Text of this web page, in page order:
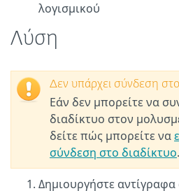
λογισμικού
Λύση
Δεν υπάρχει σύνδεση στο
Εάν δεν μπορείτε να
διαδίκτυο στον
δείτε πώς μπορείτε να
σύνδεση στο διαδίκτυο.
Δημιουργήστε